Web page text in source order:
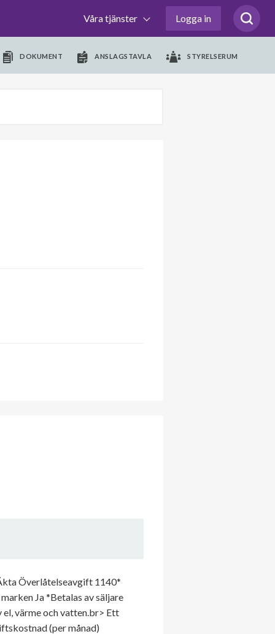
Våra tjänster Logga in
DOKUMENT ANSLAGSTAVLA STYRELSERUM
Överlåtelseavgift 1140*
Ja *Betalas av säljare
värme och vatten.br> Ett
(per månad)